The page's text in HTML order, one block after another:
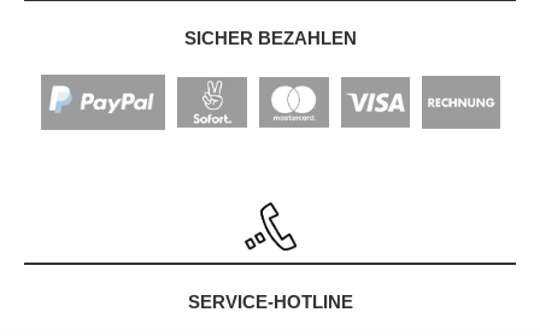
SICHER BEZAHLEN
SERVICE-HOTLINE